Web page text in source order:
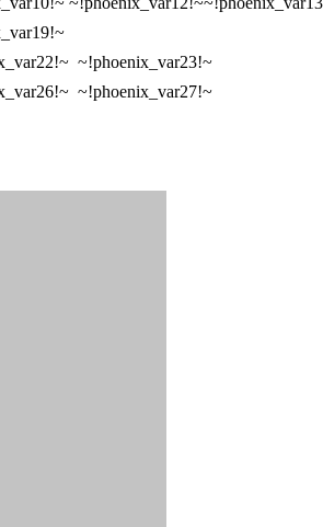
~!phoenix_var23!~
~!phoenix_var27!~